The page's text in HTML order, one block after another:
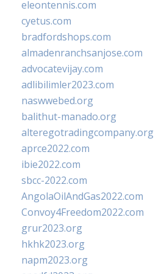
eleontennis.com
cyetus.com
bradfordshops.com
almadenranchsanjose.com
advocatevijay.com
adlibilimler2023.com
naswwebed.org
balithut-manado.org
alteregotradingcompany.org
aprce2022.com
ibie2022.com
sbcc-2022.com
AngolaOilAndGas2022.com
Convoy4Freedom2022.com
grur2023.org
hkhk2023.org
napm2023.org